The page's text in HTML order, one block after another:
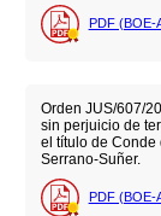
PDF (BOE-
Orden JUS/607/
sin perjuicio de
el título de Conde
Serrano-Suñer.
PDF (BOE-